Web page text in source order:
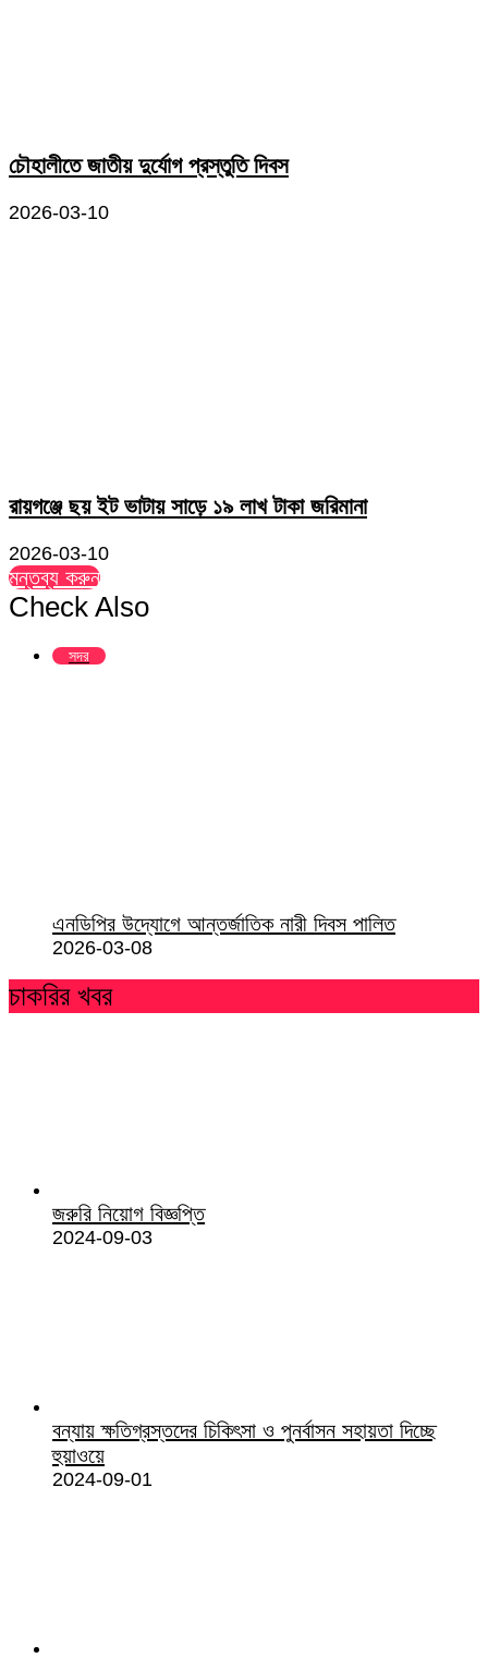
চৌহালীতে জাতীয় দুর্যোগ প্রস্তুতি দিবস
2026-03-10
রায়গঞ্জে ছয় ইট ভাটায় সাড়ে ১৯ লাখ টাকা জরিমানা
2026-03-10
মন্তব্য করুন
Check Also
সদর
এনডিপির উদ্যোগে আন্তর্জাতিক নারী দিবস পালিত
2026-03-08
চাকরির খবর
জরুরি নিয়োগ বিজ্ঞপ্তি
2024-09-03
বন্যায় ক্ষতিগ্রস্তদের চিকিৎসা ও পুনর্বাসন সহায়তা দিচ্ছে
হুয়াওয়ে
2024-09-01